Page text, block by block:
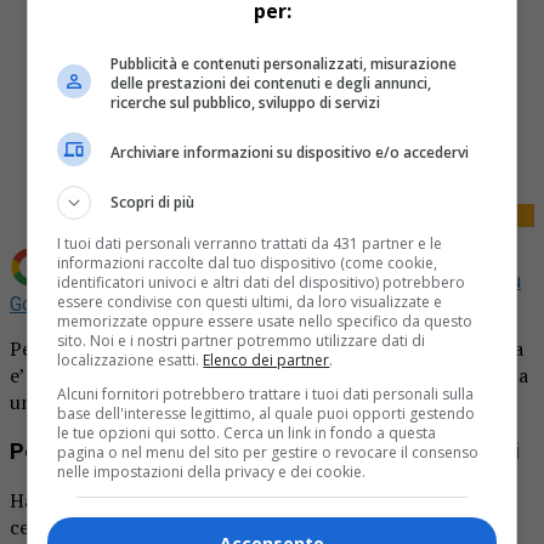
Tweet
Aggiungi La Provincia di Biella come Fonte preferita su
Google
Peruviani fanno festa, vicina chiama i carabinieri. La donna
e’ un’anziana di 80 anni, mentre la festa era organizzata da
una cittadina di origine peruviana, di 43 anni.
Peruviani fanno festa, vicina chiama i carabinieri
Hanno organizzato una festa nel cortile di casa per
celebrare il Ferragosto. Il cortile però e’ condominiale e
per:
Pubblicità e contenuti personalizzati, misurazione
delle prestazioni dei contenuti e degli annunci,
ricerche sul pubblico, sviluppo di servizi
Archiviare informazioni su dispositivo e/o accedervi
Scopri di più
I tuoi dati personali verranno trattati da 431 partner e le
informazioni raccolte dal tuo dispositivo (come cookie,
identificatori univoci e altri dati del dispositivo) potrebbero
essere condivise con questi ultimi, da loro visualizzate e
memorizzate oppure essere usate nello specifico da questo
sito. Noi e i nostri partner potremmo utilizzare dati di
localizzazione esatti. Elenco dei partner.
Alcuni fornitori potrebbero trattare i tuoi dati personali sulla
base dell'interesse legittimo, al quale puoi opporti gestendo
le tue opzioni qui sotto. Cerca un link in fondo a questa
pagina o nel menu del sito per gestire o revocare il consenso
nelle impostazioni della privacy e dei cookie.